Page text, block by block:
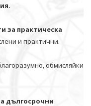
за практическа
и практични.
обмисляйки
дългосрочни